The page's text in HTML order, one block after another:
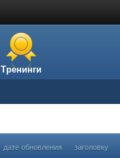
Тренинги
дате обновления заголовку